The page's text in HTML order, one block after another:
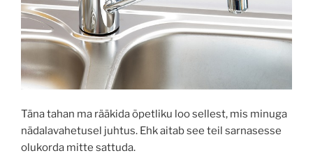
Täna tahan ma rääkida õpetliku loo sellest, mis minuga
nädalavahetusel juhtus. Ehk aitab see teil sarnasesse
olukorda mitte sattuda.